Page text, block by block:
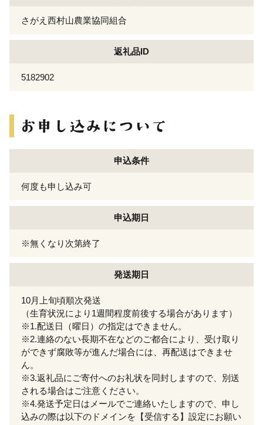
さがえ西村山農業協同組合
返礼品ID
5182902
申込条件
何度も申し込み可
申込期日
※無くなり次第終了
発送期日
10月上旬頃順次発送
（生育状況により1週間程度前後する場合があります）
※1.配送日（曜日）の指定はできません。
※2.連絡のない長期不在などのご都合により、受け取り
ができず腐敗等が進んだ場合には、再配送はできませ
ん。
※3.返礼品にご寄付へのお礼状を同封しますので、別送
される場合はご注意ください。
※4.発送予定日はメールでご連絡いたしますので、申し
込みの際は以下のドメインを【受信する】設定にお願い